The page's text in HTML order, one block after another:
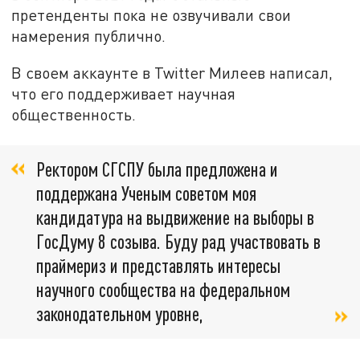
претенденты пока не озвучивали свои
намерения публично.
В своем аккаунте в Twitter Милеев написал,
что его поддерживает научная
общественность.
Ректором СГСПУ была предложена и
поддержана Ученым советом моя
кандидатура на выдвижение на выборы в
ГосДуму 8 созыва. Буду рад участвовать в
праймериз и представлять интересы
научного сообщества на федеральном
законодательном уровне,